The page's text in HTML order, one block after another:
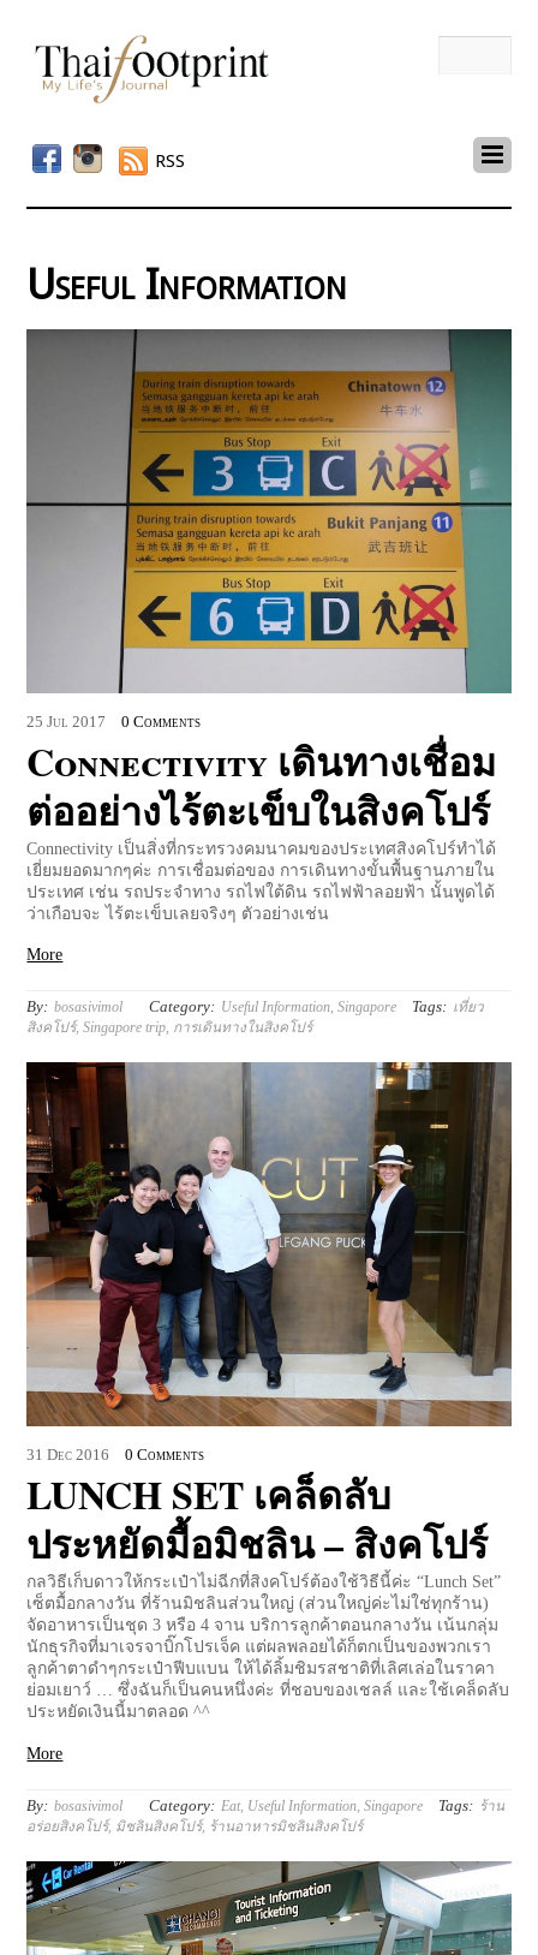
RSS
Useful Information
25 Jul 2017 0 Comments
Connectivity เดินทางเชื่อม
ต่ออย่างไร้ตะเข็บในสิงคโปร์
Connectivity เป็นสิ่งที่กระทรวงคมนาคมของประเทศสิงคโปร์ทำได้
เยี่ยมยอดมากๆค่ะ การเชื่อมต่อของ การเดินทางขั้นพื้นฐานภายใน
ประเทศ เช่น รถประจำทาง รถไฟใต้ดิน รถไฟฟ้าลอยฟ้า นั้นพูดได้
ว่าเกือบจะ ไร้ตะเข็บเลยจริงๆ ตัวอย่างเช่น
More
By: bosasivimol Category: Useful Information,Singapore Tags: เที่ยว
สิงคโปร์,Singapore trip, การเดินทางในสิงคโปร์
31 Dec 2016 0 Comments
LUNCH SET เคล็ดลับ
ประหยัดมื้อมิชลิน – สิงคโปร์
กลวิธีเก็บดาวให้กระเป๋าไม่ฉีกที่สิงคโปร์ต้องใช้วิธีนี้ค่ะ “Lunch Set”
เซ็ตมื้อกลางวัน ที่ร้านมิชลินส่วนใหญ่ (ส่วนใหญ่ค่ะไม่ใช่ทุกร้าน)
จัดอาหารเป็นชุด 3 หรือ 4 จาน บริการลูกค้าตอนกลางวัน เน้นกลุ่ม
นักธุรกิจที่มาเจรจาบิ๊กโปรเจ็ค แต่ผลพลอยได้ก็ตกเป็นของพวกเรา
ลูกค้าตาดำๆกระเป๋าฟีบแบน ให้ได้ลิ้มชิมรสชาติที่เลิศเล่อในราคา
ย่อมเยาว์ … ซึ่งฉันก็เป็นคนหนึ่งค่ะ ที่ชอบของเชลล์ และใช้เคล็ดลับ
ประหยัดเงินนี้มาตลอด ^^
More
By: bosasivimol Category: Eat, Useful Information ,Singapore Tags: ร้าน
อร่อยสิงคโปร์, มิชลินสิงคโปร์, ร้านอาหารมิชลินสิงคโปร์